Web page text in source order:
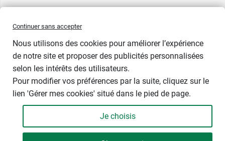
Continuer sans accepter
Nous utilisons des cookies pour améliorer l’expérience
de notre site et proposer des publicités personnalisées
selon les intérêts des utilisateurs.
Pour modifier vos préférences par la suite, cliquez sur le
lien 'Gérer mes cookies' situé dans le pied de page.
Je choisis